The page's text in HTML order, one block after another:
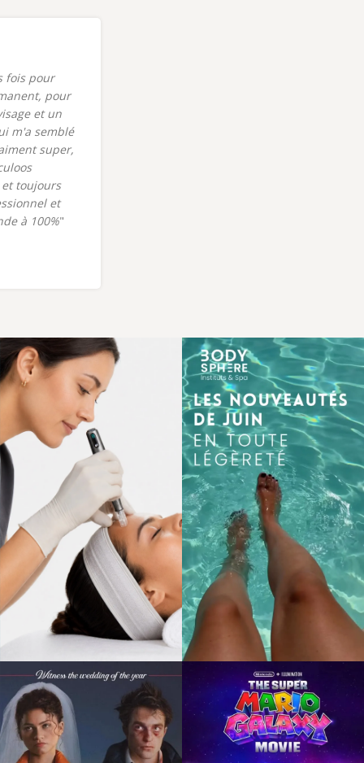
fois pour
pour
et un
m'a semblé
super,
toujours
et
à 100%"